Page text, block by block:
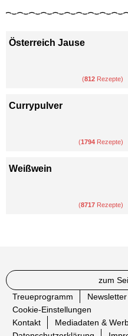
Österreich Jause
(812 Rezepte)
Currypulver
(1794 Rezepte)
Weißwein
(8717 Rezepte)
zum
Treueprogramm
Newsletter
Cookie-Einstellungen
Kontakt
Mediadaten &